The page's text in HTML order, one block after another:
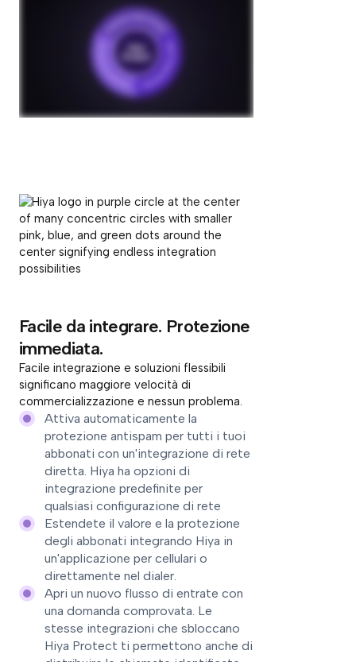
Facile da integrare. Protezione
immediata.
Facile integrazione e soluzioni flessibili
significano maggiore velocità di
commercializzazione e nessun problema.
Attiva automaticamente la
protezione antispam per tutti i tuoi
abbonati con un'integrazione di rete
diretta. Hiya ha opzioni di
integrazione predefinite per
qualsiasi configurazione di rete
Estendete il valore e la protezione
degli abbonati integrando Hiya in
un'applicazione per cellulari o
direttamente nel dialer.
Apri un nuovo flusso di entrate con
una domanda comprovata. Le
stesse integrazioni che sbloccano
Hiya Protect ti permettono anche di